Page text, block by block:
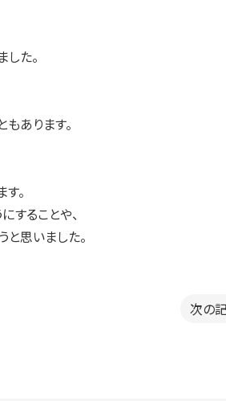
た。
あります。
。
することや、
思いました。
次の